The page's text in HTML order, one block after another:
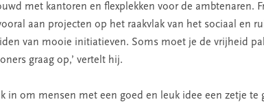
met kantoren en flexplekken voor de ambtenaren.
aan projecten op het raakvlak van het sociaal en
van mooie initiatieven. Soms moet je de vrijheid
graag op,’ vertelt hij.
in om mensen met een goed en leuk idee een zetje te